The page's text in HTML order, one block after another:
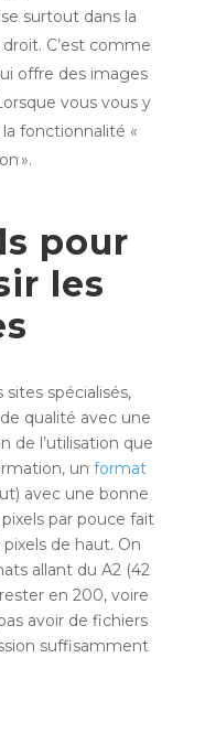
surtout dans la
C’est comme
offre des images
vous vous y
fonctionnalité «
».
pour
les
spécialisés,
qualité avec une
de l’utilisation que
un format
avec une bonne
par pouce fait
de haut. On
allant du A2 (42
en 200, voire
avoir de fichiers
suffisamment